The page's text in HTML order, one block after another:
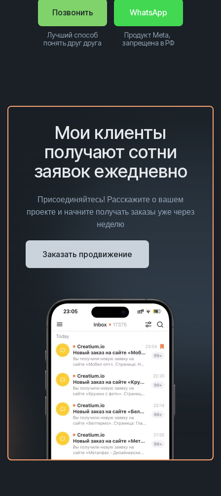
Позвонить
Лучший способ
понять друг друга
WhatsApp
Продукт Meta,
запрещена в РФ
Мои клиенты
получают сотни
заявок ежедневно
Присоединяйтесь! Расскажите о вашем
проекте и начните получать заказы уже через
неделю
Заказать продвижение